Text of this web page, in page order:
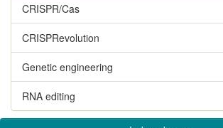
CRISPR/Cas
CRISPRevolution
Genetic engineering
RNA editing